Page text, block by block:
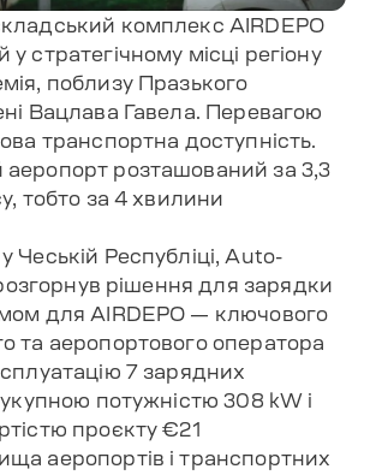
комплекс AIRDEPO
стратегічному місці регіону
поблизу Празького
Вацлава Гавела. Перевагою
транспортна доступність.
розташований за 3,3
тобто за 4 хвилини
Чеській Республіці, Auto-
рішення для зарядки
для AIRDEPO — ключового
та аеропортового оператора
7 зарядних
потужністю 308 kW і
проєкту €21
аеропортів і транспортних